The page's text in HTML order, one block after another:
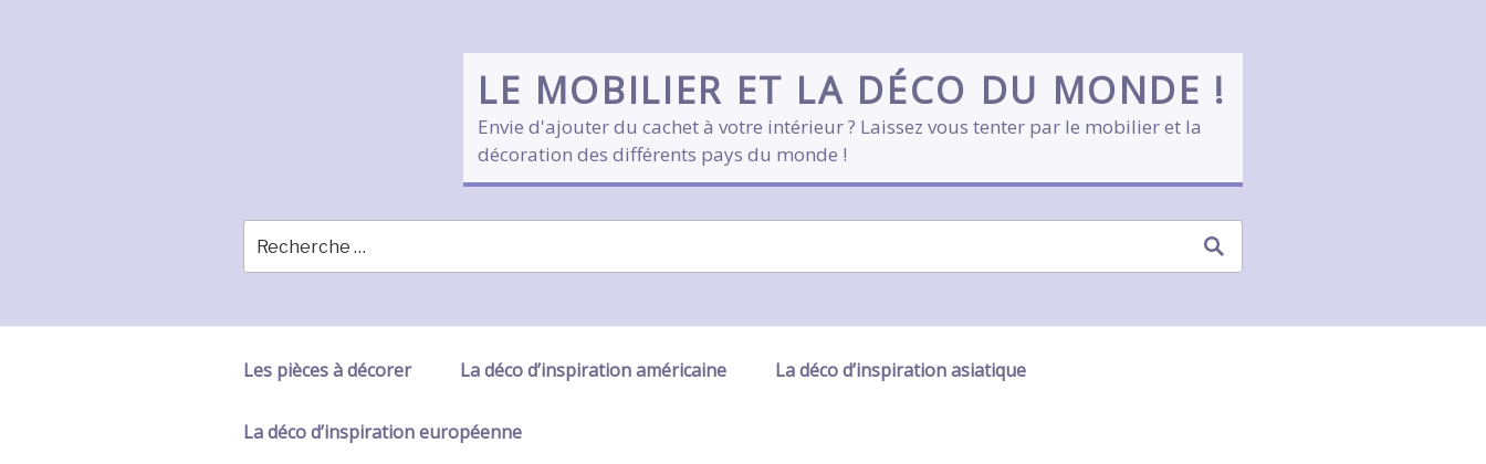
LE MOBILIER ET LA DÉCO DU MONDE !
Envie d'ajouter du cachet à votre intérieur ? Laissez vous tenter par le mobilier et la
décoration des différents pays du monde !
Les pièces à décorer La déco d’inspiration américaine La déco d’inspiration asiatique
La déco d’inspiration européenne